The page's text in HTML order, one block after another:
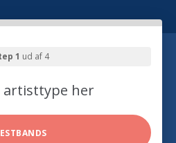
1 ud af 4
artisttype her